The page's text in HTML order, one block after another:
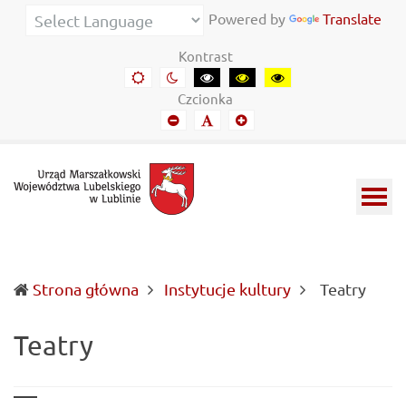
Urząd
Informacje
Lubelszczyźnie
Powered by Translate
Kontrast
Domyślny
kontrast
Kontrast
nocny
Kontrast
czarny-
biały
Kontrast
czarny-
Kontrast
żółto-
Czcionka
Mniejszy
font
Domyślny
font
Mniejszy
Strona główna Instytucje kultury Teatry
Teatry